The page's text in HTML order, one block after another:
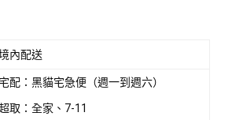
內配送
宅配：黑貓宅急便（週一到週六）
取：全家、7-11